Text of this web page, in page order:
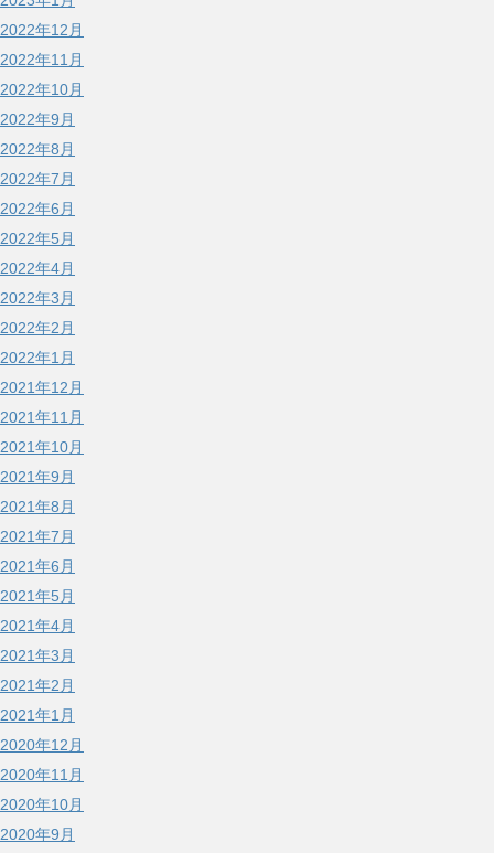
2022年12月
2022年11月
2022年10月
2022年9月
2022年8月
2022年7月
2022年6月
2022年5月
2022年4月
2022年3月
2022年2月
2022年1月
2021年12月
2021年11月
2021年10月
2021年9月
2021年8月
2021年7月
2021年6月
2021年5月
2021年4月
2021年3月
2021年2月
2021年1月
2020年12月
2020年11月
2020年10月
2020年9月